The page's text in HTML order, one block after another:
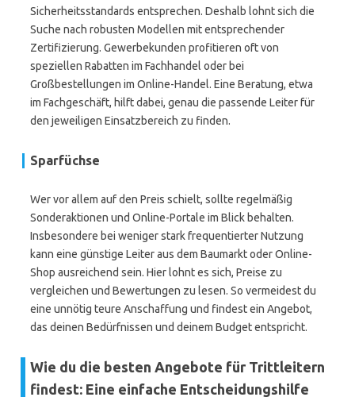
Sicherheitsstandards entsprechen. Deshalb lohnt sich die
Suche nach robusten Modellen mit entsprechender
Zertifizierung. Gewerbekunden profitieren oft von
speziellen Rabatten im Fachhandel oder bei
Großbestellungen im Online-Handel. Eine Beratung, etwa
im Fachgeschäft, hilft dabei, genau die passende Leiter für
den jeweiligen Einsatzbereich zu finden.
Sparfüchse
Wer vor allem auf den Preis schielt, sollte regelmäßig
Sonderaktionen und Online-Portale im Blick behalten.
Insbesondere bei weniger stark frequentierter Nutzung
kann eine günstige Leiter aus dem Baumarkt oder Online-
Shop ausreichend sein. Hier lohnt es sich, Preise zu
vergleichen und Bewertungen zu lesen. So vermeidest du
eine unnötig teure Anschaffung und findest ein Angebot,
das deinen Bedürfnissen und deinem Budget entspricht.
Wie du die besten Angebote für Trittleitern
findest: Eine einfache Entscheidungshilfe